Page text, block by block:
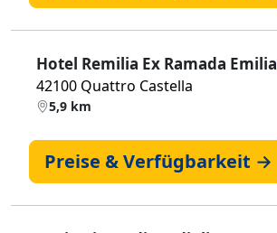
Hotel Remilia Ex Ramada Emilia
42100 Quattro Castella
5,9 km
Preise & Verfügbarkeit →